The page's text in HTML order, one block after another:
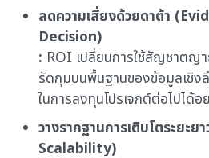
ลดความเสี่ยงด้วยดาต้า
Decision)
: ROI เปลี่ยนการใช้สัญชาตญ
รัดกุมบนพื้นฐานของข้อมูลเชิง
ในการลงทุนโปรเจกต์ต่อไปได้
วางรากฐานการเติบโตระยะ
Scalability)